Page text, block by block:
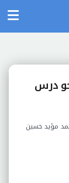
درس
مؤيد حسين